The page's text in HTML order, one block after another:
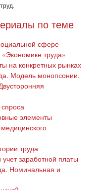
по теме
сфере
труда»
на конкретных рынках
Модель монопсонии.
элементы
труда
заработной платы
Номинальная и